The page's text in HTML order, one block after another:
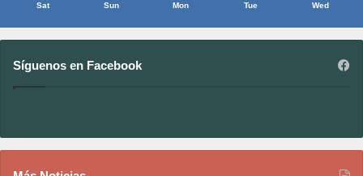
Sat Sun Mon Tue Wed
Síguenos en Facebook